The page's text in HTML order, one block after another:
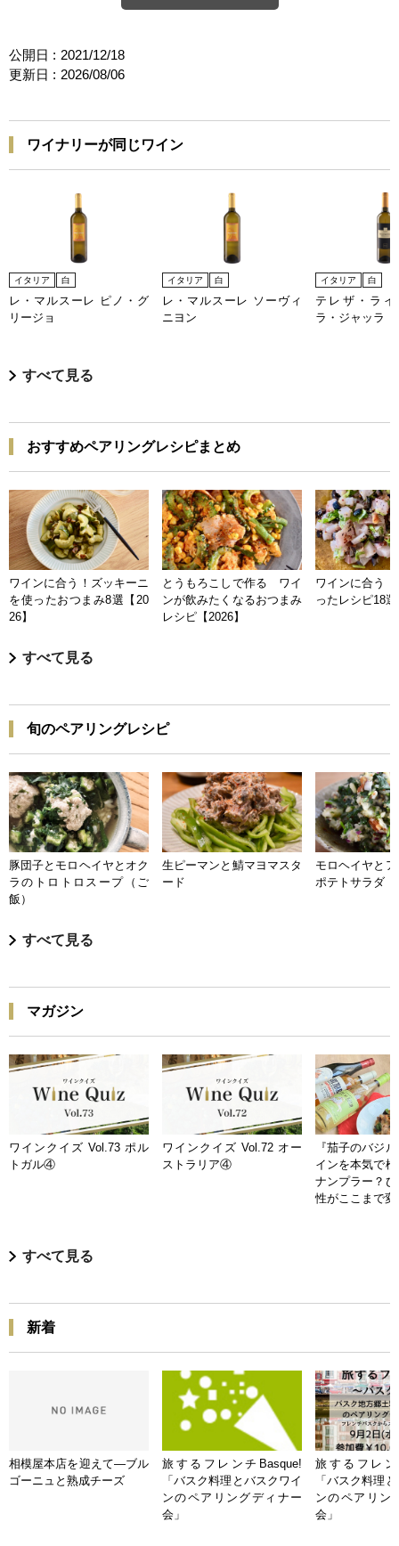
公開日 : 2021/12/18
更新日 : 2026/08/06
ワイナリーが同じワイン
イタリア 白
レ・マルスーレ ピノ・グ
リージョ
イタリア 白
レ・マルスーレ ソーヴィ
ニヨン
イタリア 白
テレザ・ラ
ラ・ジャッラ
すべて見る
おすすめペアリングレシピまとめ
ワインに合う！ズッキーニ
を使ったおつまみ8選【20
26】
とうもろこしで作る ワイ
ンが飲みたくなるおつまみ
レシピ【2026】
ワインに合う
ったレシピ18
すべて見る
旬のペアリングレシピ
豚団子とモロヘイヤとオク
ラのトロトロスープ（ご
飯）
生ピーマンと鯖マヨマスタ
ード
モロヘイヤと
ポテトサラダ
すべて見る
マガジン
ワインクイズ Vol.73 ポル
トガル④
ワインクイズ Vol.72 オー
ストラリア④
『茄子のバジ
インを本気で
ナンプラー？
性がここまで
すべて見る
新着
相模屋本店を迎えて―ブル
ゴーニュと熟成チーズ
旅するフレンチBasque!
「バスク料理とバスクワイ
ンのペアリングディナー
会」
旅するフレン
「バスク料理
ンのペアリン
会」